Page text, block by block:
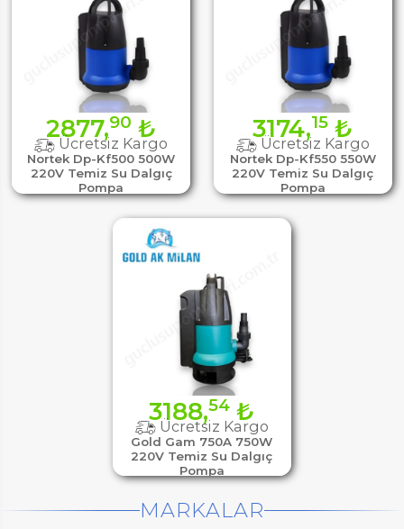
Nortek Dp-Kf500 500W
220V Temiz Su Dalgıç
Pompa
2877,90 ₺
Ücretsiz Kargo
Nortek Dp-Kf550 550W
220V Temiz Su Dalgıç
Pompa
3174,15 ₺
Ücretsiz Kargo
Gold Gam 750A 750W
220V Temiz Su Dalgıç
Pompa
3188,54 ₺
Ücretsiz Kargo
MARKALAR